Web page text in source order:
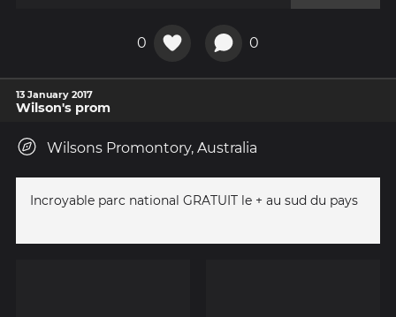
0 0
13 January 2017
Wilson's prom
Wilsons Promontory, Australia
Incroyable parc national GRATUIT le + au sud du pays